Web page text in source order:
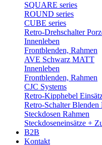
SQUARE series
ROUND series
CUBE series
Retro-Drehschalter
Innenleben
Frontblenden, Rahmen
AVE Schwarz MATT
Innenleben
Frontblenden, Rahmen
CJC Systems
Retro-Kipphebel
Retro-Schalter
Steckdosen Rahmen
Steckdoseneinsätze +
B2B
Kontakt